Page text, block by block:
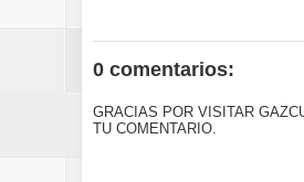
0 comentarios:
GRACIAS POR VISITAR
TU COMENTARIO.